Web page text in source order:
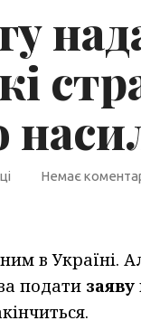
Немає
в Україні.
подати